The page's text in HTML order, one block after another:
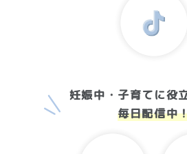
妊娠中・子育てに役
毎日配信中